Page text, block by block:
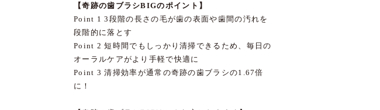
【奇跡の歯ブラシBIGのポイント】
Point 1 3段階の長さの毛が歯の表面や歯間の汚れを
段階的に落とす
Point 2 短時間でもしっかり清掃できるため、毎日の
オーラルケアがより手軽で快適に
Point 3 清掃効率が通常の奇跡の歯ブラシの1.67倍
に！